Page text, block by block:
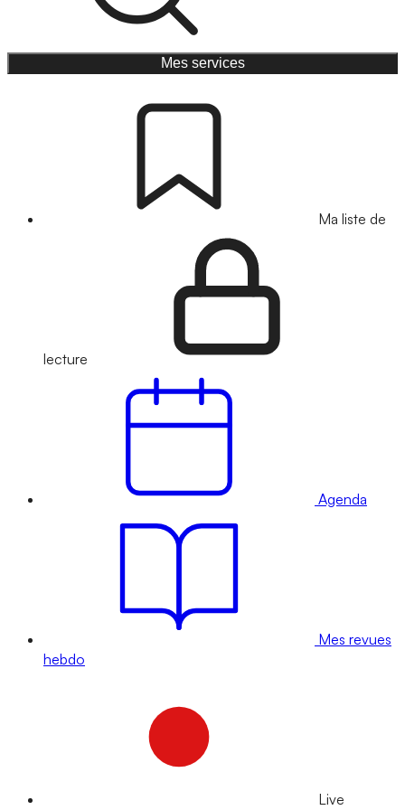
Mes services
Ma liste de
lecture
Agenda
Mes revues
hebdo
Live